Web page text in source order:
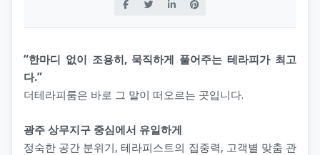
“한마디 없이 조용히, 묵직하게 풀어주는 테라피가 최고
다.”
더테라피룸은 바로 그 말이 떠오르는 곳입니다.
광주 상무지구 중심에서 유일하게
정숙한 공간 분위기, 테라피스트의 집중력, 고객별 맞춤 관